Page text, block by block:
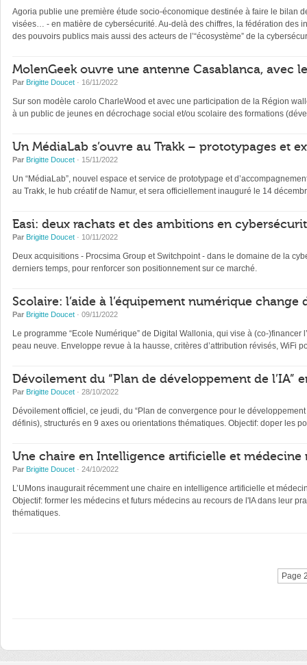
Agoria publie une première étude socio-économique destinée à faire le bilan
visées… - en matière de cybersécurité. Au-delà des chiffres, la fédération des
des pouvoirs publics mais aussi des acteurs de l’“écosystème” de la
MolenGeek ouvre une antenne Casablanca, avec
Par Brigitte Doucet · 16/11/2022
Sur son modèle carolo CharleWood et avec une participation de la Région
à un public de jeunes en décrochage social et/ou scolaire des formations
Un MédiaLab s’ouvre au Trakk – prototypages et
Par Brigitte Doucet · 15/11/2022
Un “MédiaLab”, nouvel espace et service de prototypage et
au Trakk, le hub créatif de Namur, et sera officiellement inauguré le 14
Easi: deux rachats et des ambitions en
Par Brigitte Doucet · 10/11/2022
Deux acquisitions - Procsima Group et Switchpoint - dans le domaine de la
derniers temps, pour renforcer son positionnement sur ce marché.
Scolaire: l’aide à l’équipement numérique change
Par Brigitte Doucet · 09/11/2022
Le programme “Ecole Numérique” de Digital Wallonia, qui vise à (co-
peau neuve. Enveloppe revue à la hausse, critères d’attribution révisés, WiFi
Dévoilement du “Plan de développement de l’IA”
Par Brigitte Doucet · 28/10/2022
Dévoilement officiel, ce jeudi, du “Plan de convergence pour le
définis), structurés en 9 axes ou orientations thématiques. Objectif: doper les
Une chaire en Intelligence artificielle et médecine
Par Brigitte Doucet · 24/10/2022
L’UMons inaugurait récemment une chaire en intelligence artificielle et
Objectif: former les médecins et futurs médecins au recours de l'IA dans leur
thématiques.
Page